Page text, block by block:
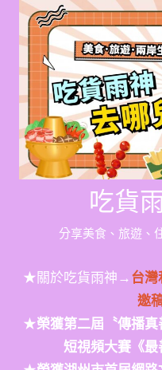
Skip
content
吃貨
分享美食、旅遊、
★關於吃貨雨神→台
邀
★榮獲第二屆〝傳播
短視頻大賽《最